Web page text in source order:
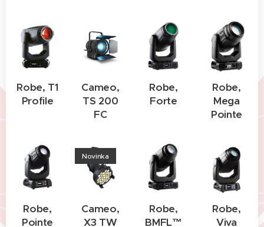
Robe, T1
Profile
Cameo,
TS 200
FC
Robe,
Forte
Robe,
Mega
Pointe
Robe,
Pointe
Cameo,
X3 TW
Novinka
Robe,
BMFL™
Robe,
Viva